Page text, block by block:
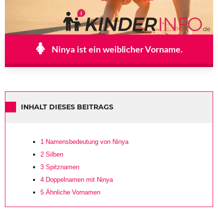
Ninya ist ein weiblicher Vorname.
INHALT DIESES BEITRAGS
1 Namensbedeutung von Ninya
2 Silben
3 Spitznamen
4 Doppelnamen mit Ninya
5 Ähnliche Vornamen